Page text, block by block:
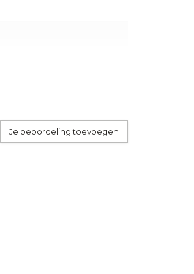
een zilver grijze kleur.
met onze
Je beoordeling toevoegen